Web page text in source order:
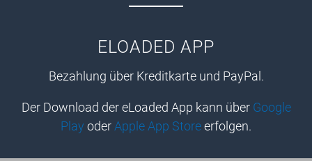
ELOADED APP
Bezahlung über Kreditkarte und PayPal.
Der Download der eLoaded App kann über Google
Play oderApple App Storeerfolgen.